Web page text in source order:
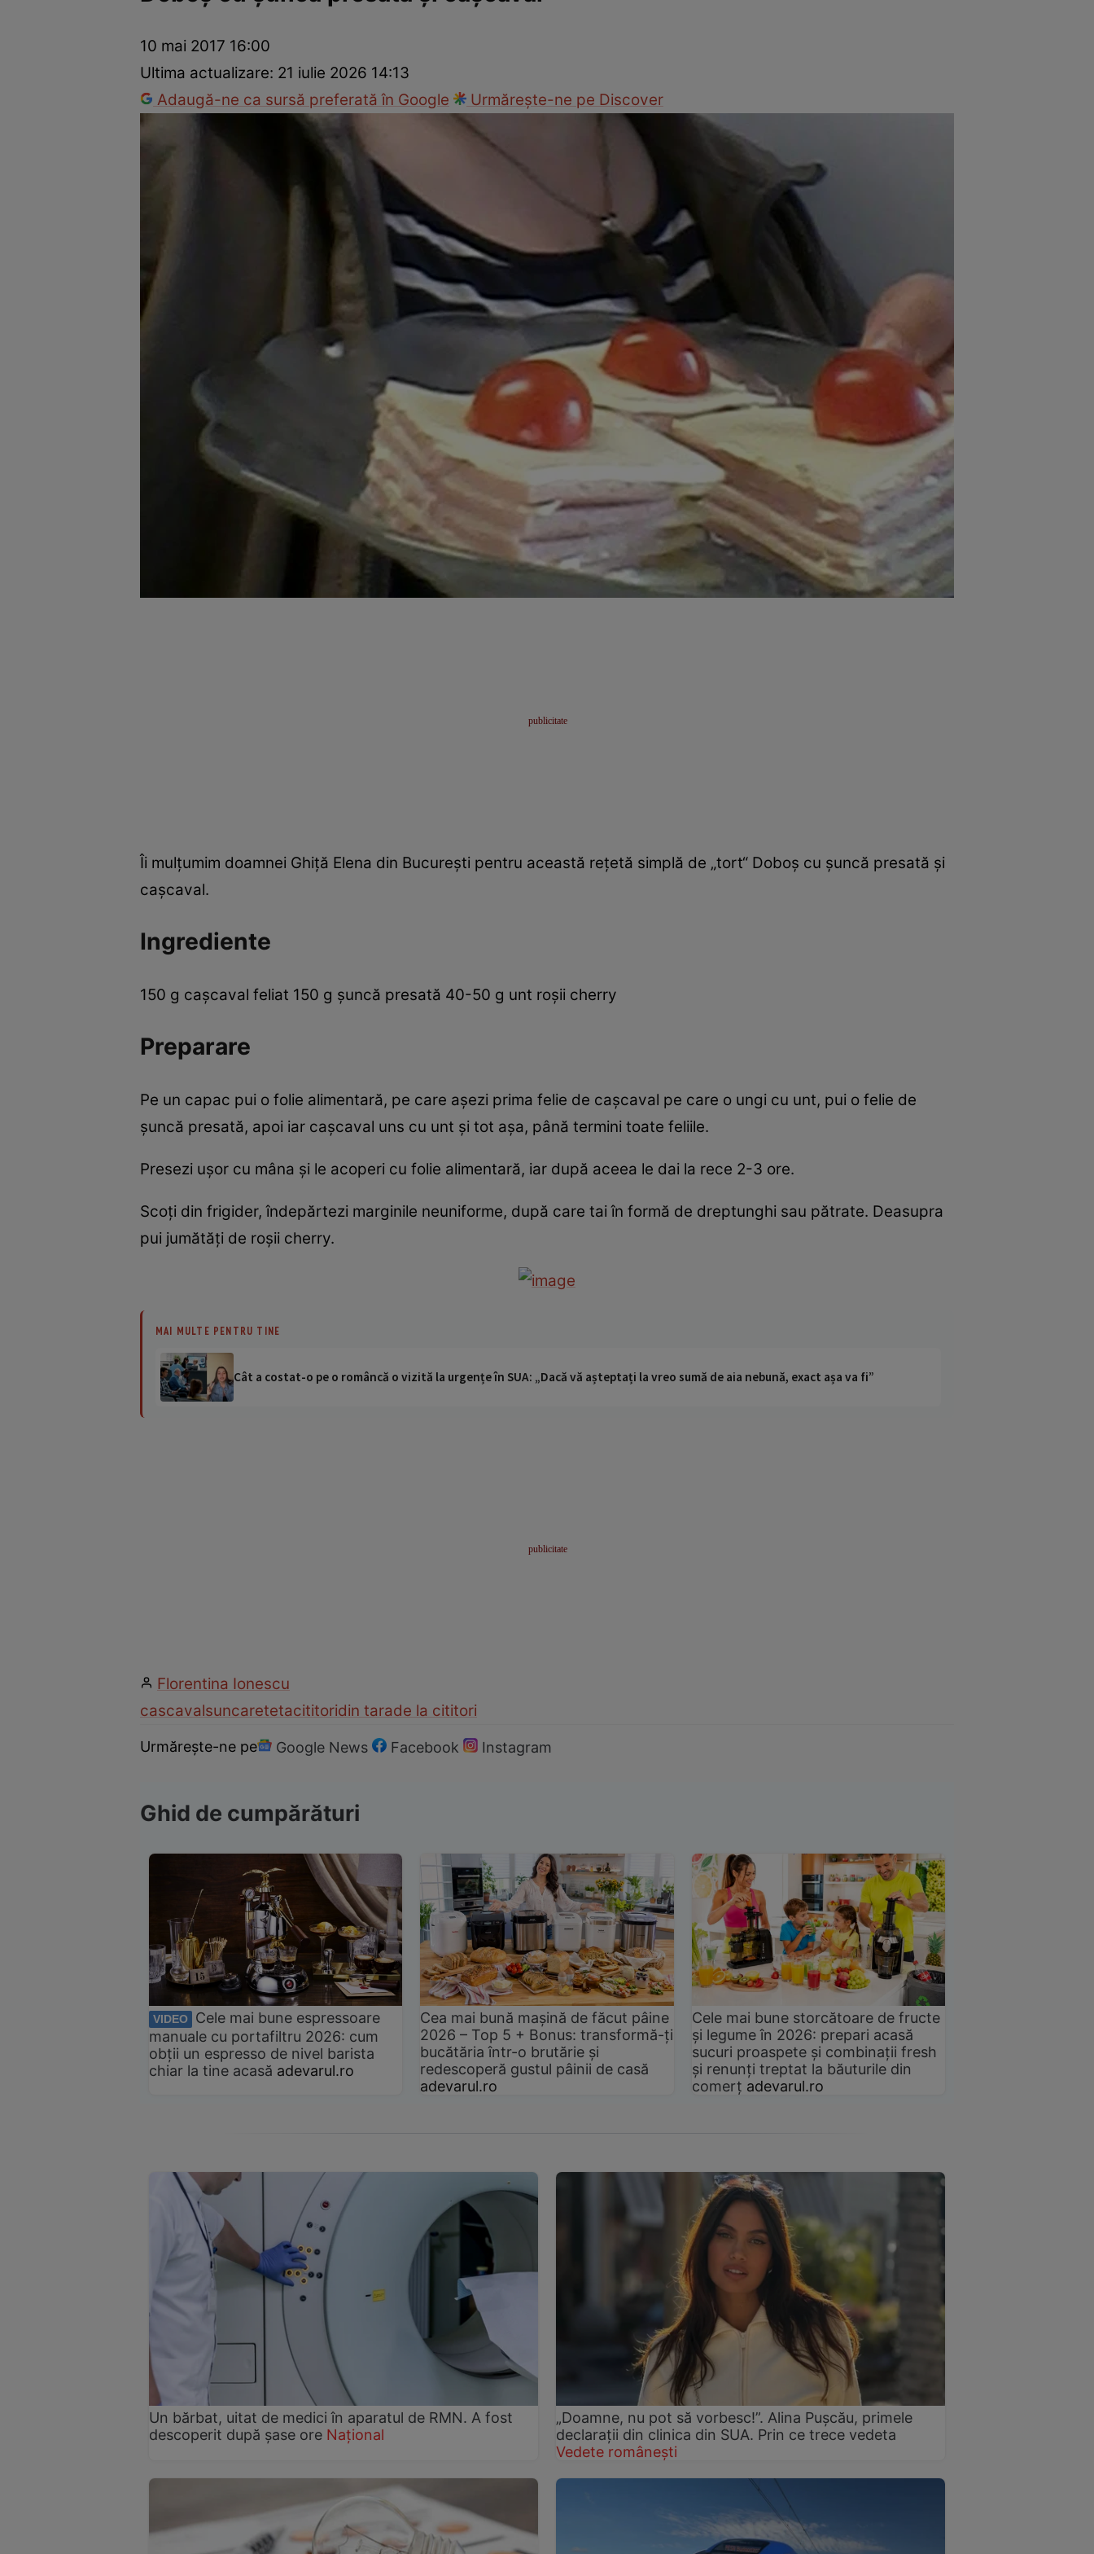
Mâncăruri rapideRețete cu legume
10 mai 2017 16:00
Ultima actualizare: 21 iulie 2026 14:13
Adaugă-ne ca sursă preferată în Google
Urmărește-ne pe Discover
Îi mulţumim doamnei Ghiţă Elena din Bucureşti pentru această reţetă simplă de „tort“ Doboş cu şuncă presată şi
caşcaval.
Ingrediente
150 g caşcaval feliat 150 g şuncă presată 40-50 g unt roşii cherry
Preparare
Pe un capac pui o folie alimentară, pe care aşezi prima felie de caşcaval pe care o ungi cu unt, pui o felie de
şuncă presată, apoi iar caşcaval uns cu unt şi tot aşa, până termini toate feliile.
Presezi uşor cu mâna şi le acoperi cu folie alimentară, iar după aceea le dai la rece 2-3 ore.
Scoţi din frigider, îndepărtezi marginile neuniforme, după care tai în formă de dreptunghi sau pătrate. Deasupra
pui jumătăţi de roşii cherry.
MAI MULTE PENTRU TINE
Cât a costat-o pe o româncă o vizită la urgențe în SUA: „Dacă vă așteptați la vreo sumă de aia nebună, exact așa va fi”
Florentina Ionescu
cascavalsuncaretetacititoridin tarade la cititori
Urmărește-ne pe Google News Facebook Instagram
Ghid de cumpărături
VIDEO
Cele mai bune espressoare
manuale cu portafiltru 2026: cum
obții un espresso de nivel barista
chiar la tine acasă adevarul.ro
Cea mai bună mașină de făcut pâine
2026 – Top 5 + Bonus: transformă-ți
bucătăria într-o brutărie și
redescoperă gustul pâinii de casă
adevarul.ro
Cele mai bune storcătoare de fructe
și legume în 2026: prepari acasă
sucuri proaspete și combinații fresh
și renunți treptat la băuturile din
comerț adevarul.ro
Un bărbat, uitat de medici în aparatul de RMN. A fost
descoperit după șase ore Național
„Doamne, nu pot să vorbesc!”. Alina Pușcău, primele
declarații din clinica din SUA. Prin ce trece vedeta
Vedete românești